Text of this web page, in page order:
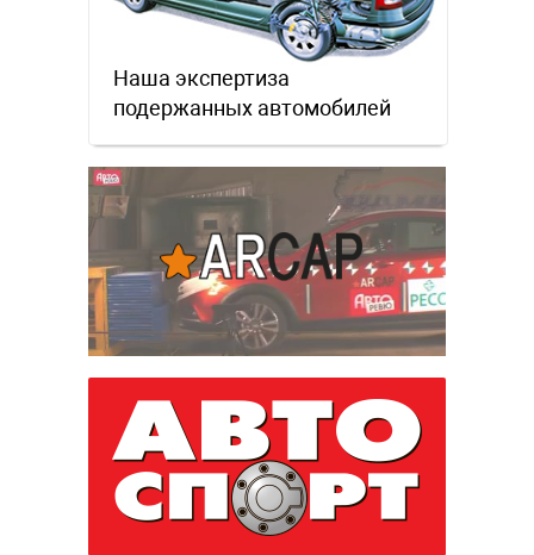
Наша экспертиза
подержанных автомобилей